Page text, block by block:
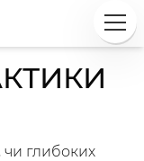
чи глибоких